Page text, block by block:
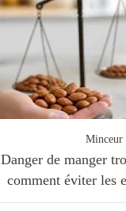
Minceur
Danger de manger
comment éviter les